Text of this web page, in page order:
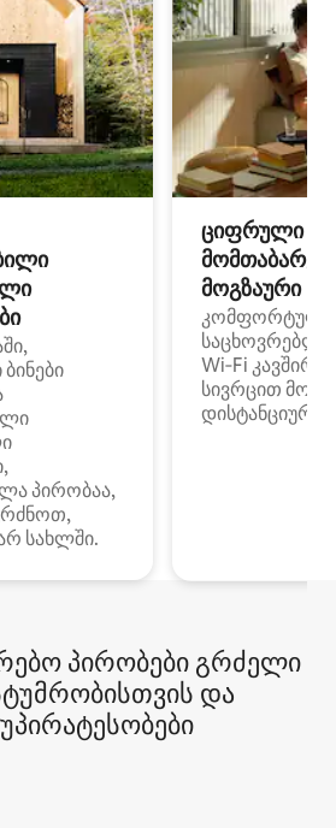
პირობაა,
სახლში.
ციფრული
მოგზაური
კომფორტული
Wi‑Fi
სივრცით
დისტანციური
პირობები გრძელი
და